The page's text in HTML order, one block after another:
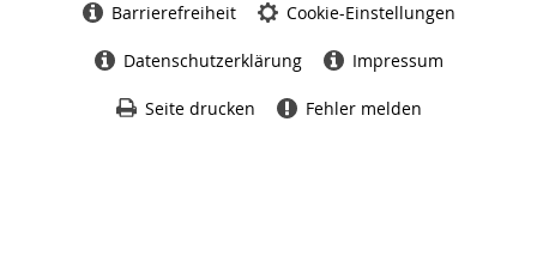
Barrierefreiheit Cookie-Einstellungen
Datenschutzerklärung Impressum
Seite drucken Fehler melden